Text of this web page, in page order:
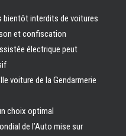
bientôt interdits de voitures
et confiscation
électrique peut
voiture de la Gendarmerie
choix optimal
de l’Auto mise sur